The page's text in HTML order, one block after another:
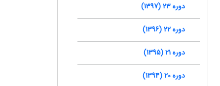
دوره 23 (1397)
دوره 22 (1396)
دوره 21 (1395)
دوره 20 (1394)